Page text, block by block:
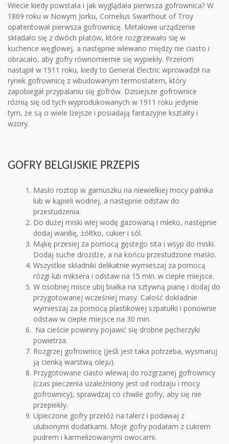
Wiecie kiedy powstała i jak wyglądała pierwsza gofrownica? W
1869 roku w Nowym Jorku, Cornelius Swarthout of Troy
opatentował pierwsza gofrownicę. Metalowe urządzenie
składało się z dwóch płatów, które rozgrzewało się w
kuchence węglowej, a następnie wlewano między nie ciasto i
obracało, aby gofry równomiernie się wypiekły. Przełom
nastąpił w 1911 roku, kiedy to General Electric wprowadził na
rynek gofrownicę z wbudowanym termostatem, który
zapobiegał przypalaniu się gofrów. Dzisiejsze gofrownice
różnią się od tych wyprodukowanych w 1911 roku jedynie
tym, że są o wiele lżejsze i posiadają fantazyjne kształty i
wzory.
GOFRY BELGIJSKIE PRZEPIS
Masło roztop w garnuszku na niewielkiej mocy palnika
lub w kąpieli wodnej, a następnie odstaw do
przestudzenia.
Do dużej miski wlej wodę gazowaną i mleko, następnie
dodaj wanilię, żółtko, cukier i sól.
Mąkę przesiej za pomocą gęstego sita i wsyp do miski.
Dodaj suche drożdże, a na końcu przestudzone masło.
Wszystkie składniki delikatnie wymieszaj za pomocą
rózgi lub miksera i odstaw na 15 min. w ciepłe miejsce.
W osobnej misce ubij białka na sztywną pianę i dodaj do
przygotowanej wcześniej masy. Całość dokładnie
wymieszaj za pomocą plastikowej szpatułki i ponownie
odstaw w ciepłe miejsce na 30 min.
Na cieście powinny pojawić się drobne pęcherzyki
powietrza.
Rozgrzej gofrownicę (jeśli jest taka potrzeba, wysmaruj
ją cienką warstwą oleju).
Przygotowane ciasto wlewaj do rozgrzanej gofrownicy
(czas pieczenia uzależniony jest od rodzaju i mocy
gofrownicy), sprawdzaj co chwile gofry, aby się nie
przepiekły.
Upieczone gofry przełóż na talerz i podawaj z
ulubionymi dodatkami. Moje gofry podałam z cukrem
pudrem i karmelizowanymi owocami.